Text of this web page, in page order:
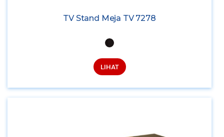
TV Stand Meja TV 7278
LIHAT